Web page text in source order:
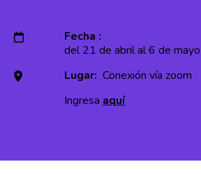
Fecha :
del 21 de abril al 6 de mayo
Lugar: Conexión vía zoom
Ingresa aquí